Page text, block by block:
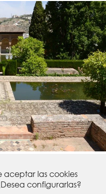
aceptar las cookies
configurarlas?